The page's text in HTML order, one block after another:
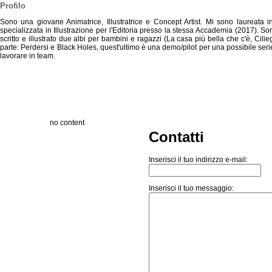
Profilo
Sono una giovane Animatrice, Illustratrice e Concept Artist. Mi sono
specializzata in Illustrazione per l'Editoria presso la stessa Accademia (2017).
scritto e illustrato due albi per bambini e ragazzi (La casa più bella che c'è,
parte: Perdersi e Black Holes, quest'ultimo è una demo/pilot per una possibile
lavorare in team.
no content
Contatti
Inserisci il tuo indirizzo e-mail:
Inserisci il tuo messaggio: